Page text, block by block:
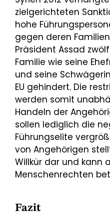
zielgerichteten
hohe
gegen deren
Präsident Assad
Familie wie seine
und seine
EU gehindert. Die
werden somit
Handeln der
sollen lediglich die
Führungselite
von Angehörigen
Willkür dar und kann
Menschenrechten
Fazit